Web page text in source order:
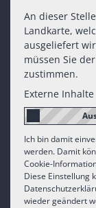
An dieser
Landkarte,
ausgeliefert
müssen Sie
zustimmen.
Externe Inhalte
Ich bin damit
werden. Damit
Cookie-
Diese Einstellung
wieder geändert